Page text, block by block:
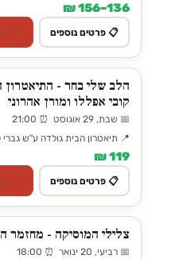
136–156 ₪
📋 פרטים נוספים
הלב שלי בחר - התיאטרון
קובי אפללו ומורן אהרוני
📅 שבת, 29 אוגוסט ⏰ 21:00
📍 תיאטרון הבית גולדה ע"ש גברי
119 ₪
📋 פרטים נוספים
צלילי המוסיקה - מחזמר
📅 רביעי, 20 ינואר ⏰ 18:00